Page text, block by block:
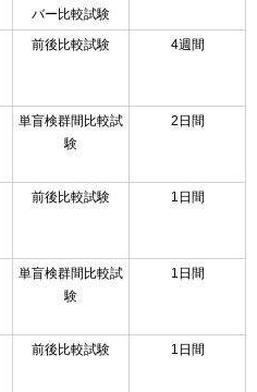
バー比較試験
前後比較試験 4週間
単盲検群間比較試
験
2日間
前後比較試験 1日間
単盲検群間比較試
験
1日間
前後比較試験 1日間